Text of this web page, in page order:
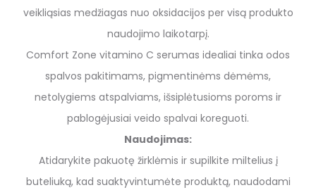
veikliąsias medžiagas nuo oksidacijos per visą produkto
naudojimo laikotarpį.
Comfort Zone vitamino C serumas idealiai tinka odos
spalvos pakitimams, pigmentinėms dėmėms,
netolygiems atspalviams, išsiplėtusioms poroms ir
pablogėjusiai veido spalvai koreguoti.
Naudojimas:
Atidarykite pakuotę žirklėmis ir supilkite miltelius į
buteliuką, kad suaktyvintumėte produktą, naudodami